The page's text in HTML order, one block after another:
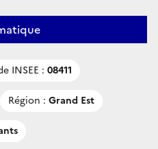
INSEE : 08411
Région : Grand Est